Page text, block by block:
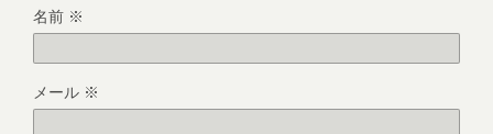
名前 ※
メール ※